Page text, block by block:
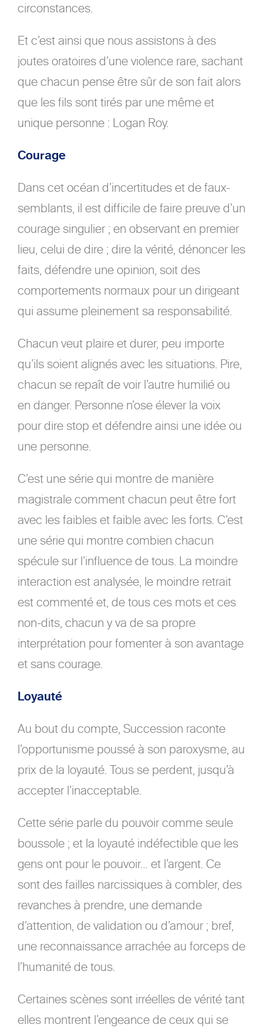
circonstances.
Et c’est ainsi que nous assistons à des
joutes oratoires d’une violence rare, sachant
que chacun pense être sûr de son fait alors
que les fils sont tirés par une même et
unique personne : Logan Roy.
Courage
Dans cet océan d’incertitudes et de faux-
semblants, il est difficile de faire preuve d’un
courage singulier ; en observant en premier
lieu, celui de dire ; dire la vérité, dénoncer les
faits, défendre une opinion, soit des
comportements normaux pour un dirigeant
qui assume pleinement sa responsabilité.
Chacun veut plaire et durer, peu importe
qu’ils soient alignés avec les situations. Pire,
chacun se repaît de voir l’autre humilié ou
en danger. Personne n’ose élever la voix
pour dire stop et défendre ainsi une idée ou
une personne.
C’est une série qui montre de manière
magistrale comment chacun peut être fort
avec les faibles et faible avec les forts. C’est
une série qui montre combien chacun
spécule sur l’influence de tous. La moindre
interaction est analysée, le moindre retrait
est commenté et, de tous ces mots et ces
non-dits, chacun y va de sa propre
interprétation pour fomenter à son avantage
et sans courage.
Loyauté
Au bout du compte, Succession raconte
l’opportunisme poussé à son paroxysme, au
prix de la loyauté. Tous se perdent, jusqu’à
accepter l’inacceptable.
Cette série parle du pouvoir comme seule
boussole ; et la loyauté indéfectible que les
gens ont pour le pouvoir… et l’argent. Ce
sont des failles narcissiques à combler, des
revanches à prendre, une demande
d’attention, de validation ou d’amour ; bref,
une reconnaissance arrachée au forceps de
l’humanité de tous.
Certaines scènes sont irréelles de vérité tant
elles montrent l’engeance de ceux qui se